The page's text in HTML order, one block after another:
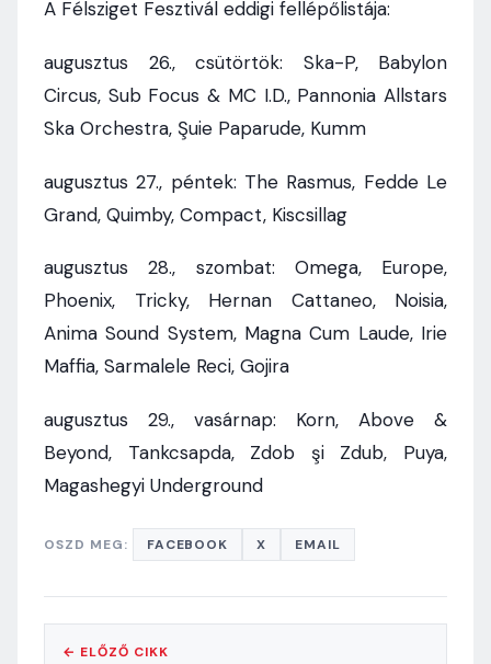
A Félsziget Fesztivál eddigi fellépőlistája:
augusztus 26., csütörtök: Ska-P, Babylon
Circus, Sub Focus & MC I.D., Pannonia Allstars
Ska Orchestra, Şuie Paparude, Kumm
augusztus 27., péntek: The Rasmus, Fedde Le
Grand, Quimby, Compact, Kiscsillag
augusztus 28., szombat: Omega, Europe,
Phoenix, Tricky, Hernan Cattaneo, Noisia,
Anima Sound System, Magna Cum Laude, Irie
Maffia, Sarmalele Reci, Gojira
augusztus 29., vasárnap: Korn, Above &
Beyond, Tankcsapda, Zdob şi Zdub, Puya,
Magashegyi Underground
OSZD MEG: FACEBOOK X EMAIL
← ELŐZŐ CIKK